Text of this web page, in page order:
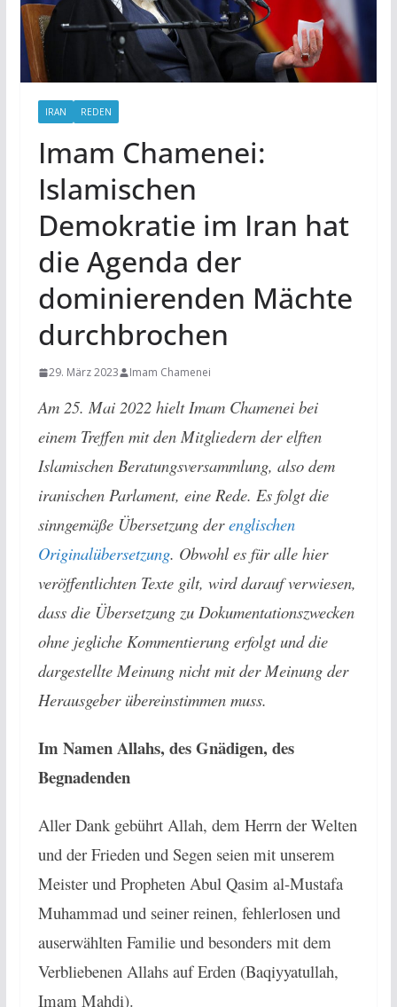
IRAN REDEN
Imam Chamenei:
Islamischen
Demokratie im Iran hat
die Agenda der
dominierenden Mächte
durchbrochen
29. März 2023 Imam Chamenei
Am 25. Mai 2022 hielt Imam Chamenei bei
einem Treffen mit den Mitgliedern der elften
Islamischen Beratungsversammlung, also dem
iranischen Parlament, eine Rede. Es folgt die
sinngemäße Übersetzung derenglischen
Originalübersetzung. Obwohl es für alle hier
veröffentlichten Texte gilt, wird darauf verwiesen,
dass die Übersetzung zu Dokumentationszwecken
ohne jegliche Kommentierung erfolgt und die
dargestellte Meinung nicht mit der Meinung der
Herausgeber übereinstimmen muss.
Im Namen Allahs, des Gnädigen, des
Begnadenden
Aller Dank gebührt Allah, dem Herrn der Welten
und der Frieden und Segen seien mit unserem
Meister und Propheten Abul Qasim al-Mustafa
Muhammad und seiner reinen, fehlerlosen und
auserwählten Familie und besonders mit dem
Verbliebenen Allahs auf Erden (Baqiyyatullah,
Imam Mahdi).